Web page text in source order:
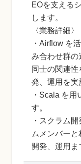
EOを支える
します。
〈業務詳細〉
・Airflow を
み合わせ群の
同士の関連
発、運用を実
・Scala を用
す。
・スクラム
ムメンバーと
開発、運用ま